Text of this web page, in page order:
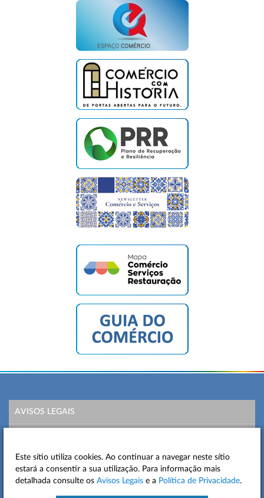
AVISOS LEGAIS
MAPA DO SITE
CONTACTOS
Este sítio utiliza cookies. Ao continuar a navegar neste sítio
estará a consentir a sua utilização. Para informação mais
detalhada consulte os Avisos Legais e a Política de Privacidade.